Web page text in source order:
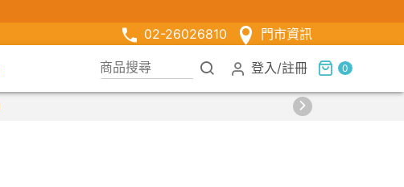
02-26026810
門市資訊
登入 /註冊 0